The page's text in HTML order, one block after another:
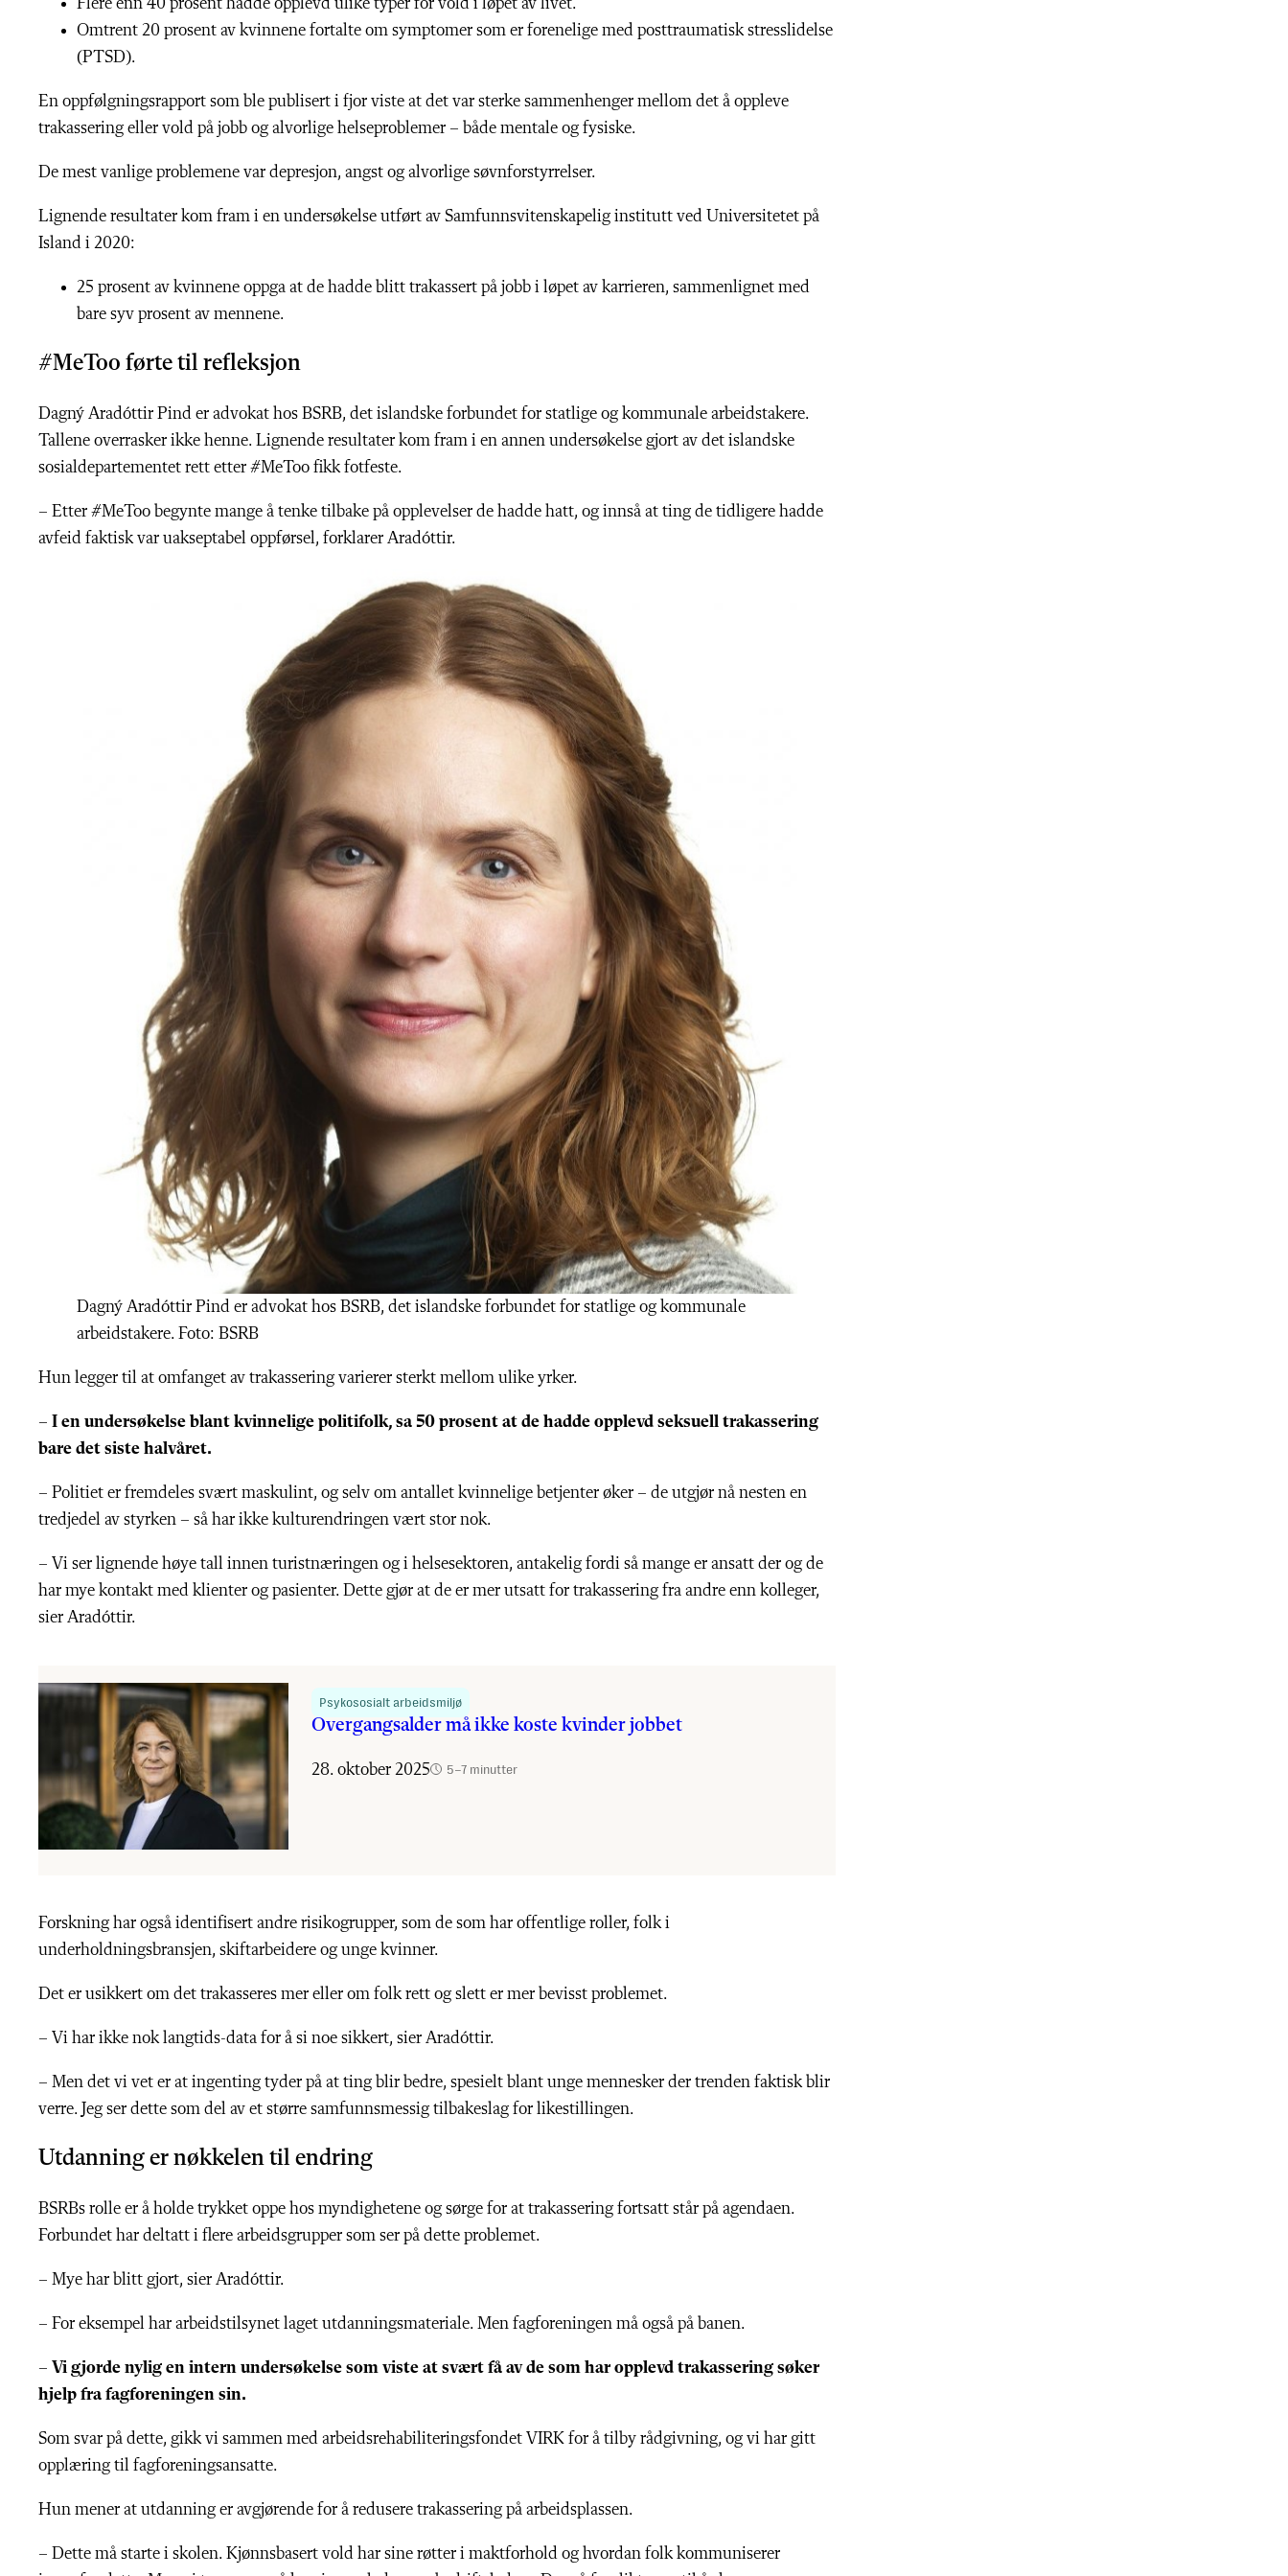
Flere enn 40 prosent hadde opplevd ulike typer for vold i løpet av livet.
Omtrent 20 prosent av kvinnene fortalte om symptomer som er forenelige med posttraumatisk stresslidelse
(PTSD).
En oppfølgningsrapport som ble publisert i fjor viste at det var sterke sammenhenger mellom det å oppleve
trakassering eller vold på jobb og alvorlige helseproblemer – både mentale og fysiske.
De mest vanlige problemene var depresjon, angst og alvorlige søvnforstyrrelser.
Lignende resultater kom fram i en undersøkelse utført av Samfunnsvitenskapelig institutt ved Universitetet på
Island i 2020:
25 prosent av kvinnene oppga at de hadde blitt trakassert på jobb i løpet av karrieren, sammenlignet med
bare syv prosent av mennene.
#MeToo førte til refleksjon
Dagný Aradóttir Pind er advokat hos BSRB, det islandske forbundet for statlige og kommunale arbeidstakere.
Tallene overrasker ikke henne. Lignende resultater kom fram i en annen undersøkelse gjort av det islandske
sosialdepartementet rett etter #MeToo fikk fotfeste.
– Etter #MeToo begynte mange å tenke tilbake på opplevelser de hadde hatt, og innså at ting de tidligere hadde
avfeid faktisk var uakseptabel oppførsel, forklarer Aradóttir.
Dagný Aradóttir Pind er advokat hos BSRB, det islandske forbundet for statlige og kommunale
arbeidstakere. Foto: BSRB
Hun legger til at omfanget av trakassering varierer sterkt mellom ulike yrker.
– I en undersøkelse blant kvinnelige politifolk, sa 50 prosent at de hadde opplevd seksuell trakassering
bare det siste halvåret.
– Politiet er fremdeles svært maskulint, og selv om antallet kvinnelige betjenter øker – de utgjør nå nesten en
tredjedel av styrken – så har ikke kulturendringen vært stor nok.
– Vi ser lignende høye tall innen turistnæringen og i helsesektoren, antakelig fordi så mange er ansatt der og de
har mye kontakt med klienter og pasienter. Dette gjør at de er mer utsatt for trakassering fra andre enn kolleger,
sier Aradóttir.
Psykososialt arbeidsmiljø
Overgangsalder må ikke koste kvinder jobbet
28. oktober 2025 5–7 minutter
Forskning har også identifisert andre risikogrupper, som de som har offentlige roller, folk i
underholdningsbransjen, skiftarbeidere og unge kvinner.
Det er usikkert om det trakasseres mer eller om folk rett og slett er mer bevisst problemet.
– Vi har ikke nok langtids-data for å si noe sikkert, sier Aradóttir.
– Men det vi vet er at ingenting tyder på at ting blir bedre, spesielt blant unge mennesker der trenden faktisk blir
verre. Jeg ser dette som del av et større samfunnsmessig tilbakeslag for likestillingen.
Utdanning er nøkkelen til endring
BSRBs rolle er å holde trykket oppe hos myndighetene og sørge for at trakassering fortsatt står på agendaen.
Forbundet har deltatt i flere arbeidsgrupper som ser på dette problemet.
– Mye har blitt gjort, sier Aradóttir.
– For eksempel har arbeidstilsynet laget utdanningsmateriale. Men fagforeningen må også på banen.
– Vi gjorde nylig en intern undersøkelse som viste at svært få av de som har opplevd trakassering søker
hjelp fra fagforeningen sin.
Som svar på dette, gikk vi sammen med arbeidsrehabiliteringsfondet VIRK for å tilby rådgivning, og vi har gitt
opplæring til fagforeningsansatte.
Hun mener at utdanning er avgjørende for å redusere trakassering på arbeidsplassen.
– Dette må starte i skolen. Kjønnsbasert vold har sine røtter i maktforhold og hvordan folk kommuniserer